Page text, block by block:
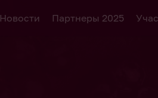
Новости Партнеры 2025